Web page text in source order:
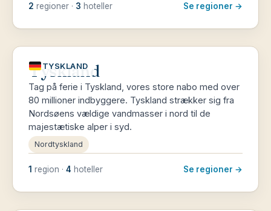
2 regioner · 3 hoteller Se regioner →
TYSKLAND
Tyskland
Tag på ferie i Tyskland, vores store nabo med over
80 millioner indbyggere. Tyskland strækker sig fra
Nordsøens vældige vandmasser i nord til de
majestætiske alper i syd.
Nordtyskland
1 region · 4 hoteller Se regioner →